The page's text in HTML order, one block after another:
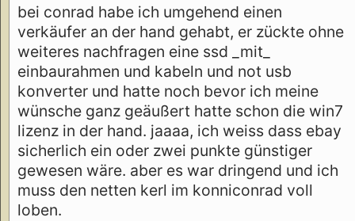
bei conrad habe ich umgehend einen
verkäufer an der hand gehabt, er zückte ohne
weiteres nachfragen eine ssd _mit_
einbaurahmen und kabeln und not usb
konverter und hatte noch bevor ich meine
wünsche ganz geäußert hatte schon die win7
lizenz in der hand. jaaaa, ich weiss dass ebay
sicherlich ein oder zwei punkte günstiger
gewesen wäre. aber es war dringend und ich
muss den netten kerl im konniconrad voll
loben.